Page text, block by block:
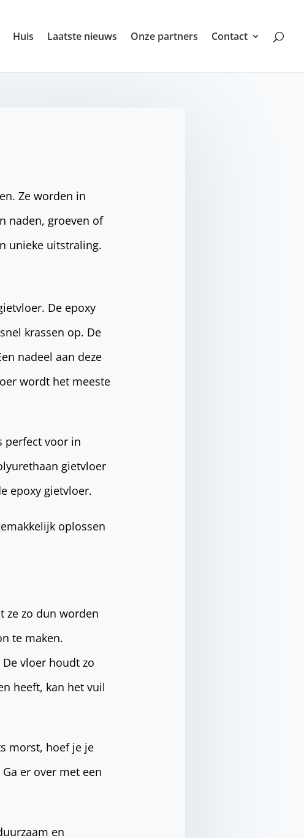
Huis Laatste nieuws Onze partners Contact
Ze worden in
naden, groeven of
unieke uitstraling.
De epoxy
krassen op. De
nadeel aan deze
wordt het meeste
perfect voor in
gietvloer
epoxy gietvloer.
oplossen
ze zo dun worden
te maken.
vloer houdt zo
heeft, kan het vuil
morst, hoef je je
er over met een
en